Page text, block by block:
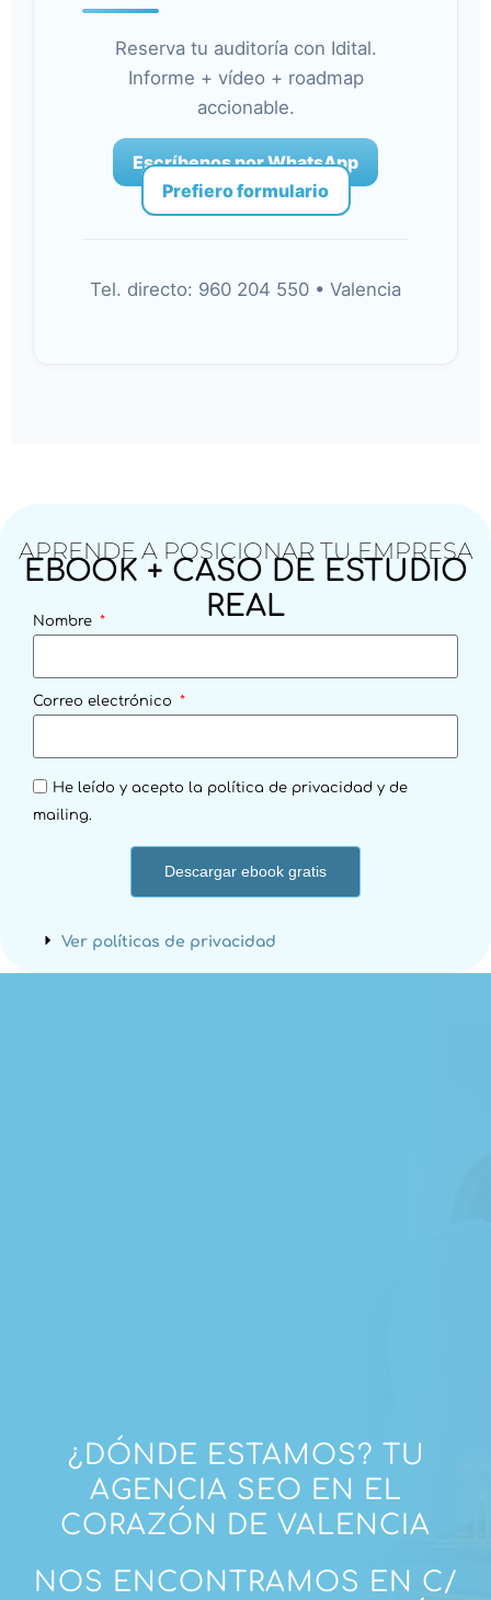
Reserva tu auditoría con Idital.
Informe + vídeo + roadmap
accionable.
Escríbenos por WhatsApp
Prefiero formulario
Tel. directo: 960 204 550 • Valencia
APRENDE A POSICIONAR TU EMPRESA
EBOOK + CASO DE ESTUDIO
REAL
Nombre
Correo electrónico
He leído y acepto la política de privacidad y de
mailing.
Descargar ebook gratis
Ver políticas de privacidad
¿DÓNDE ESTAMOS? TU
AGENCIA SEO EN EL
CORAZÓN DE VALENCIA
NOS ENCONTRAMOS EN C/